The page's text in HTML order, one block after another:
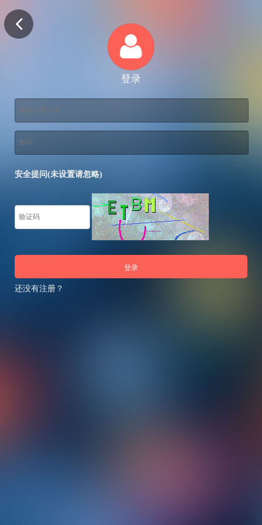
登录
安全提问(未设置请忽略)
登录
还没有注册？